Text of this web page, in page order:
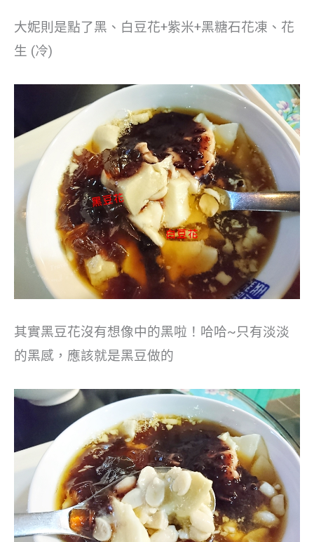
大妮則是點了黑、白豆花+紫米+黑糖石花凍、花
生 (冷)
其實黑豆花沒有想像中的黑啦！哈哈~只有淡淡
的黑感，應該就是黑豆做的